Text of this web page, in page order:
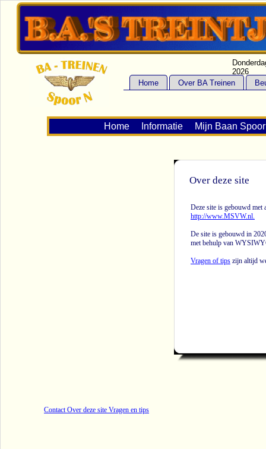
Over deze site
Deze site is gebouwd met
http://www.MSVW.nl.
De site is gebouwd in
met behulp van
Vragen of tips zijn altijd
Contact Over deze site Vragen en tips
2026
Home
Over BA Treinen
Home Informatie Mijn Baan